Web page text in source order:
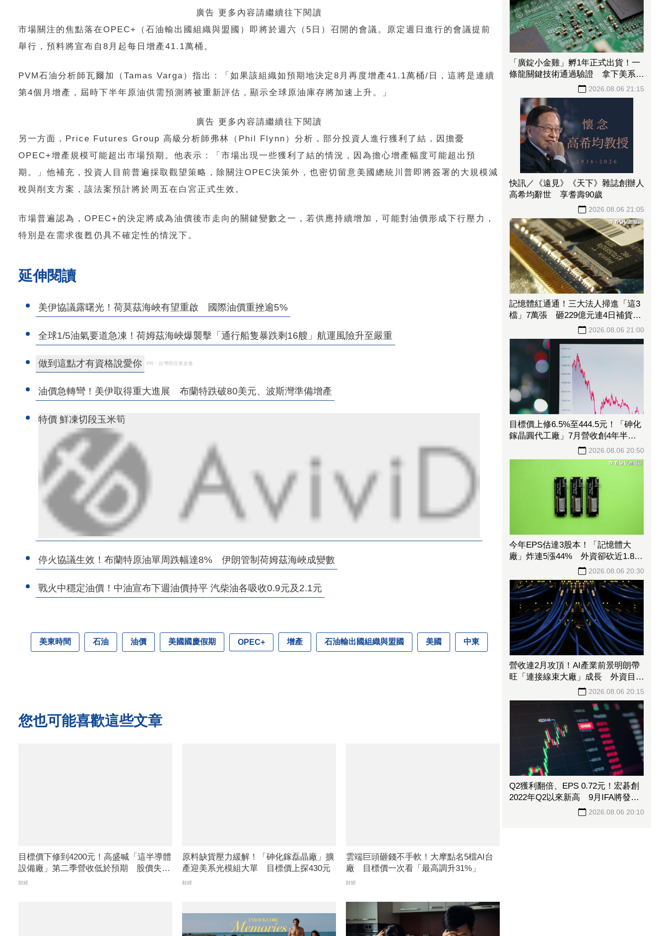
廣告 更多內容請繼續往下閱讀
市場關注的焦點落在OPEC+（石油輸出國組織與盟國）即將於週六（5日）召開的會議。原定週日進行的會議提前
舉行，預料將宣布自8月起每日增產41.1萬桶。
PVM石油分析師瓦爾加（Tamas Varga）指出：「如果該組織如預期地決定8月再度增產41.1萬桶/日，這將是連續
第4個月增產，屆時下半年原油供需預測將被重新評估，顯示全球原油庫存將加速上升。」
廣告 更多內容請繼續往下閱讀
另一方面，Price Futures Group 高級分析師弗林（Phil Flynn）分析，部分投資人進行獲利了結，因擔憂
OPEC+增產規模可能超出市場預期。他表示：「市場出現一些獲利了結的情況，因為擔心增產幅度可能超出預
期。」他補充，投資人目前普遍採取觀望策略，除關注OPEC決策外，也密切留意美國總統川普即將簽署的大規模減
稅與削支方案，該法案預計將於周五在白宮正式生效。
市場普遍認為，OPEC+的決定將成為油價後市走向的關鍵變數之一，若供應持續增加，可能對油價形成下行壓力，
特別是在需求復甦仍具不確定性的情況下。
延伸閱讀
美伊協議露曙光！荷莫茲海峽有望重啟 國際油價重挫逾5%
全球1/5油氣要道急凍！荷姆茲海峽爆襲擊「通行船隻暴跌剩16艘」航運風險升至嚴重
做到這點才有資格說愛你 PR・台灣癌症基金會
油價急轉彎！美伊取得重大進展 布蘭特跌破80美元、波斯灣準備增產
特價 鮮凍切段玉米筍
停火協議生效！布蘭特原油單周跌幅達8% 伊朗管制荷姆茲海峽成變數
戰火中穩定油價！中油宣布下週油價持平 汽柴油各吸收0.9元及2.1元
美東時間 石油 油價 美國國慶假期 OPEC+ 增產 石油輸出國組織與盟國 美國 中東
您也可能喜歡這些文章
目標價下修到4200元！高盛喊「這半導體
設備廠」第二季營收低於預期 股價失守
五日線
財經
原料缺貨壓力緩解！「砷化鎵磊晶廠」擴
產迎美系光模組大單 目標價上探430元
財經
雲端巨頭砸錢不手軟！大摩點名5檔AI台
廠 目標價一次看「最高調升31%」
財經
「廣錠小金雞」孵1年正式出貨！一
條龍關鍵技術通過驗證 拿下美系網
2026.08.06 21:15
快訊／《遠見》《天下》雜誌創辦人
高希均辭世 享耆壽90歲
2026.08.06 21:05
記憶體紅通通！三大法人掃進「這3
檔」7萬張 砸229億元連4日補貨南
2026.08.06 21:00
目標價上修6.5%至444.5元！「砷化
鎵晶圓代工廠」7月營收創4年半新
高 1.6T光通訊開始貢獻營收
2026.08.06 20:50
今年EPS估達3股本！「記憶體大
廠」炸連5漲44% 外資卻砍近1.8萬
2026.08.06 20:30
營收連2月攻頂！AI產業前景明朗帶
旺「連接線束大廠」成長 外資目標
2026.08.06 20:15
Q2獲利翻倍、EPS 0.72元！宏碁創
2022年Q2以來新高 9月IFA將發表
2026.08.06 20:10